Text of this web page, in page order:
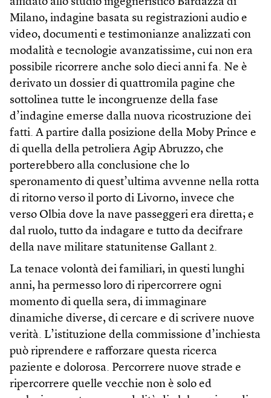
Milano, indagine basata su registrazioni audio e
video, documenti e testimonianze analizzati con
modalità e tecnologie avanzatissime, cui non era
possibile ricorrere anche solo dieci anni fa. Ne è
derivato un dossier di quattromila pagine che
sottolinea tutte le incongruenze della fase
d’indagine emerse dalla nuova ricostruzione dei
fatti. A partire dalla posizione della Moby Prince e
di quella della petroliera Agip Abruzzo, che
porterebbero alla conclusione che lo
speronamento di quest’ultima avvenne nella rotta
di ritorno verso il porto di Livorno, invece che
verso Olbia dove la nave passeggeri era diretta; e
dal ruolo, tutto da indagare e tutto da decifrare
della nave militare statunitense Gallant 2.
La tenace volontà dei familiari, in questi lunghi
anni, ha permesso loro di ripercorrere ogni
momento di quella sera, di immaginare
dinamiche diverse, di cercare e di scrivere nuove
verità. L’istituzione della commissione d’inchiesta
può riprendere e rafforzare questa ricerca
paziente e dolorosa. Percorrere nuove strade e
ripercorrere quelle vecchie non è solo ed